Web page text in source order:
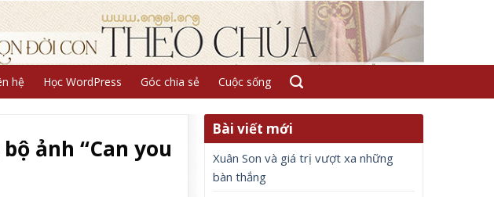
hệ Học WordPress Góc chia sẻ Cuộc sống
ảnh “Can you
Bài viết mới
Xuân Son và giá trị vượt xa những
bàn thắng